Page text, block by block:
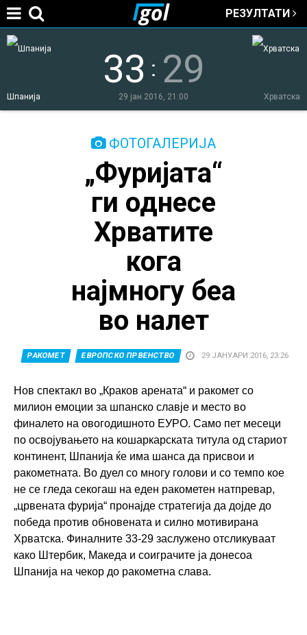
РЕЗУЛТАТИ
Шпанија Хрватска
33 : 29
29 јан 2016, 21:00
ФОТОГАЛЕРИЈА
„Фуријата“
ги однесе
Хрватите
кога
најмногу беа
во налет
РАКОМЕТ ЕВРОПСКО ПРВЕНСТВО 29 ЈАНУАРИ 2016, 23:26
Нов спектакл во „Краков арената“ и ракомет со
милион емоции за шпанско славје и место во
финалето на овогодишното ЕУРО. Само пет месеци
по освојувањето на кошаркарската титула од стариот
континент, Шпанија ќе има шанса да присвои и
ракометната. Во дуел со многу голови и со темпо кое
не се гледа секогаш на еден ракометен натпревар,
„црвената фурија“ пронајде стратегија да дојде до
победа против обновената и силно мотивирана
Хрватска. Финалните 33-29 заслужено отсликуваат
како Штербик, Македа и соиграчите ја донесоа
Шпанија на чекор до ракометна слава.